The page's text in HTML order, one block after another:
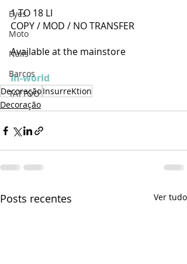
Eyes
Moto
Nails
Barcos
TATTOO
1 TO 18 LI
COPY / MOD / NO TRANSFER
Available at the mainstore
In-world
DecoraçãoInsurreKtion
Decoração
Posts recentes Ver tudo